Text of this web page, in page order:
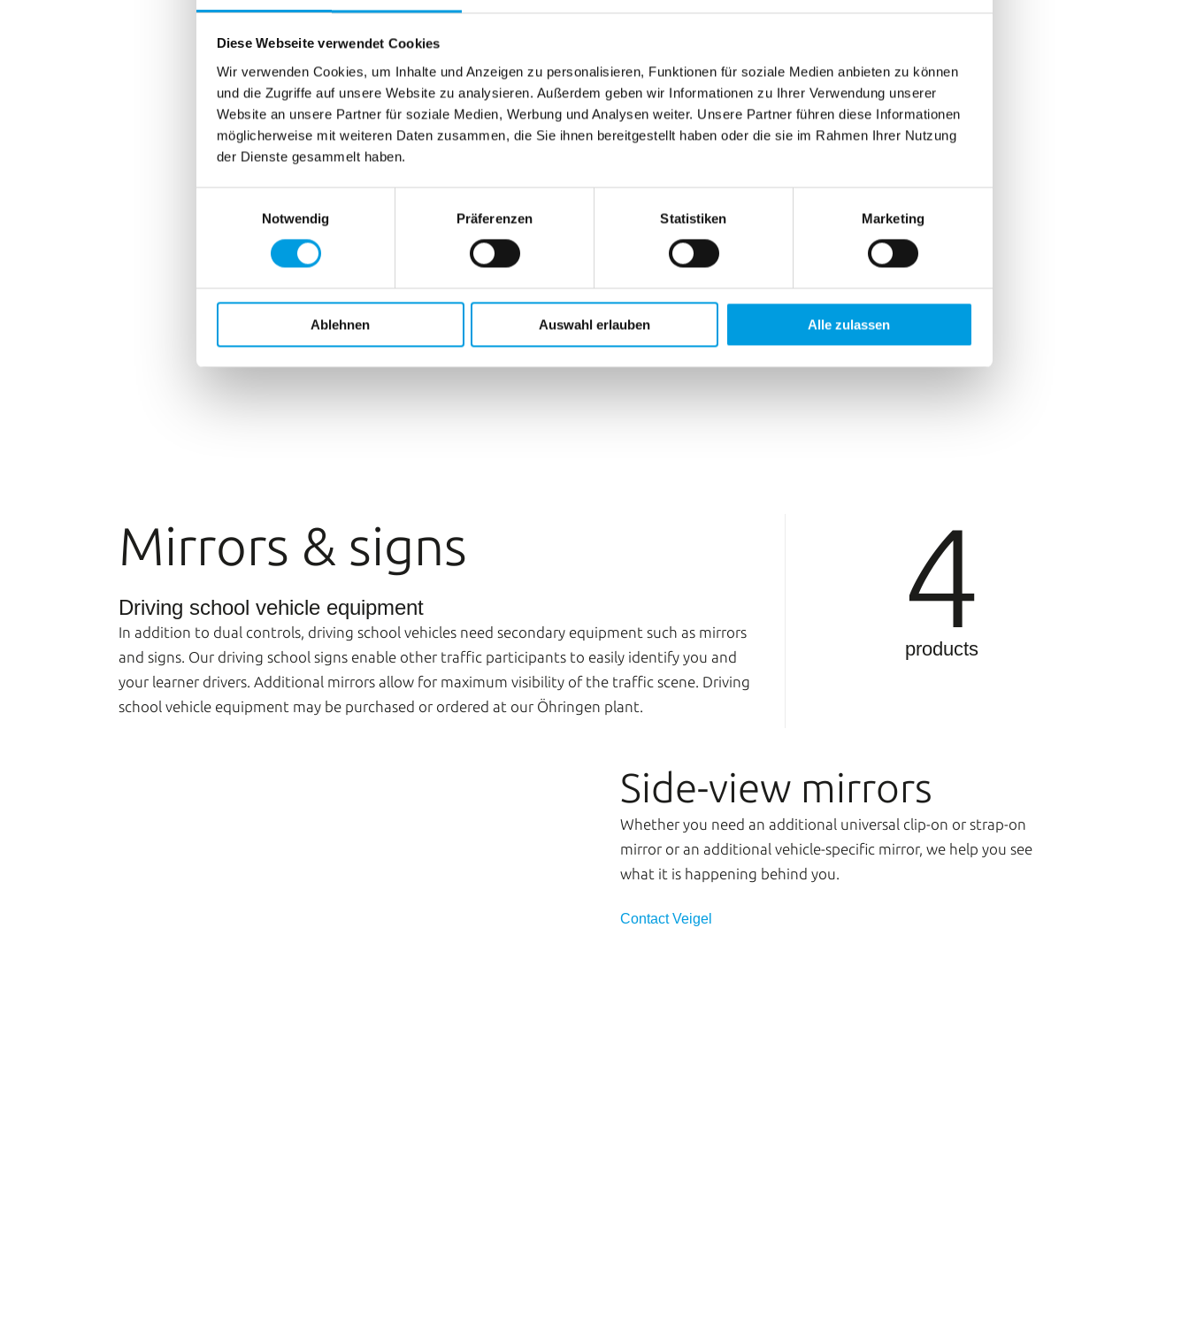
Diese Webseite verwendet Cookies
Wir verwenden Cookies, um Inhalte und Anzeigen zu personalisieren, Funktionen für soziale Medien anbieten zu können
und die Zugriffe auf unsere Website zu analysieren. Außerdem geben wir Informationen zu Ihrer Verwendung unserer
Website an unsere Partner für soziale Medien, Werbung und Analysen weiter. Unsere Partner führen diese Informationen
möglicherweise mit weiteren Daten zusammen, die Sie ihnen bereitgestellt haben oder die sie im Rahmen Ihrer Nutzung
der Dienste gesammelt haben.
Notwendig
Präferenzen Statistiken Marketing
Ablehnen Auswahl erlauben Alle zulassen
Mirrors & signs
Driving school vehicle equipment
In addition to dual controls, driving school vehicles need secondary equipment such as mirrors
and signs. Our driving school signs enable other traffic participants to easily identify you and
your learner drivers. Additional mirrors allow for maximum visibility of the traffic scene. Driving
school vehicle equipment may be purchased or ordered at our Öhringen plant.
4
products
Side-view mirrors
Whether you need an additional universal clip-on or strap-on
mirror or an additional vehicle-specific mirror, we help you see
what it is happening behind you.
Contact Veigel